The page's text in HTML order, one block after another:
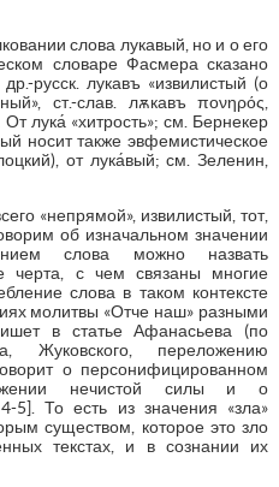
слова лукавый, но и о его
словаре Фасмера сказано
русск. лукавъ «извилистый (о
ст.-слав. лѫкавъ πονηρός,
лука́ «хитрость»; см. Бернекер
носит также эвфемистическое
от лука́вый; см. Зеленин,
«непрямой», извилистый, тот,
об изначальном значении
слова можно назвать
черта, с чем связаны многие
слова в таком контексте
молитвы «Отче наш» разными
в статье Афанасьева (по
Жуковского, переложению
о персонифицированном
нечистой силы и о
5]. То есть из значения «зла»
существом, которое это зло
текстах, и в сознании их